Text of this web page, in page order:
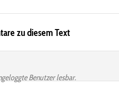
zu diesem Text
Benutzer lesbar.